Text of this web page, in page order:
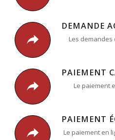
DEMANDE
Les demandes
PAIEMENT
Le paiement
PAIEMENT
Le paiement en